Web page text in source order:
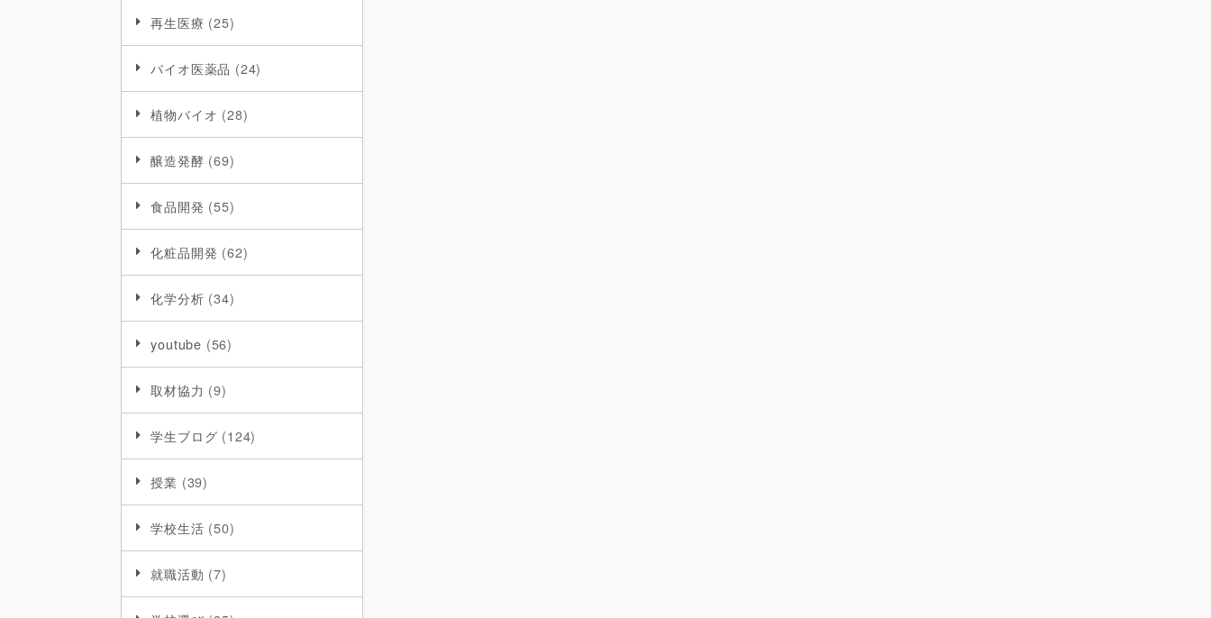
再生医療 (25)
バイオ医薬品 (24)
植物バイオ (28)
醸造発酵 (69)
食品開発 (55)
化粧品開発 (62)
化学分析 (34)
youtube (56)
取材協力 (9)
学生ブログ (124)
授業 (39)
学校生活 (50)
就職活動 (7)